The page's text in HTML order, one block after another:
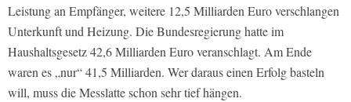
Leistung an Empfänger, weitere 12,5 Milliarden Euro verschlangen
Unterkunft und Heizung. Die Bundesregierung hatte im
Haushaltsgesetz 42,6 Milliarden Euro veranschlagt. Am Ende
waren es „nur“ 41,5 Milliarden. Wer daraus einen Erfolg basteln
will, muss die Messlatte schon sehr tief hängen.